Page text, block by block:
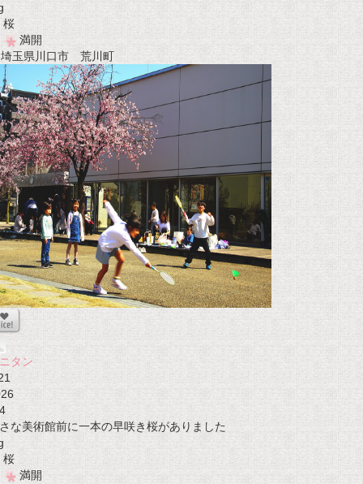
桜
満開
玉県川口市 荒川町
タン
4
な美術館前に一本の早咲き桜がありました
桜
満開